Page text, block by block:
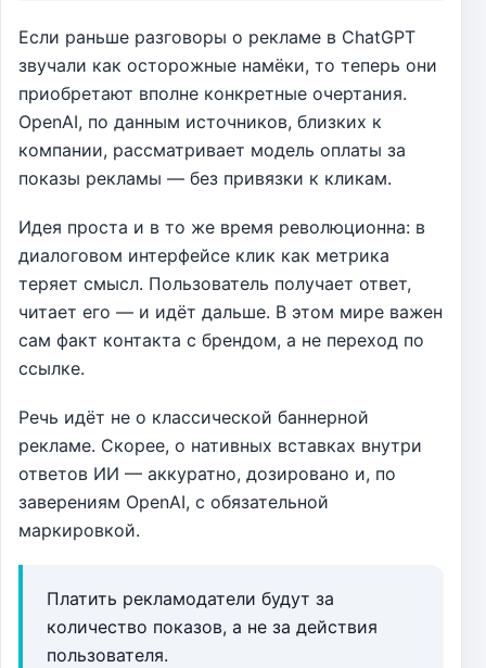
Если раньше разговоры о рекламе в ChatGPT
звучали как осторожные намёки, то теперь они
приобретают вполне конкретные очертания.
OpenAI, по данным источников, близких к
компании, рассматривает модель оплаты за
показы рекламы — без привязки к кликам.
Идея проста и в то же время революционна: в
диалоговом интерфейсе клик как метрика
теряет смысл. Пользователь получает ответ,
читает его — и идёт дальше. В этом мире важен
сам факт контакта с брендом, а не переход по
ссылке.
Речь идёт не о классической баннерной
рекламе. Скорее, о нативных вставках внутри
ответов ИИ — аккуратно, дозировано и, по
заверениям OpenAI, с обязательной
маркировкой.
Платить рекламодатели будут за
количество показов, а не за действия
пользователя.